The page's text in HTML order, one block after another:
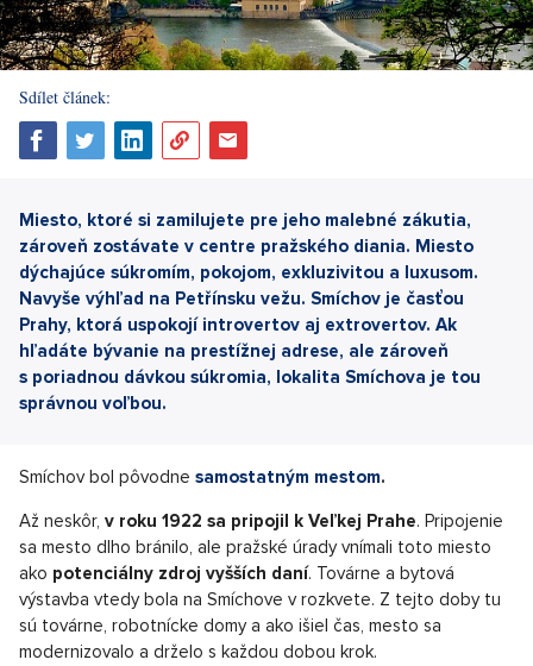
Sdílet článek:
Miesto, ktoré si zamilujete pre jeho malebné zákutia,
zároveň zostávate v centre pražského diania. Miesto
dýchajúce súkromím, pokojom, exkluzivitou a luxusom.
Navyše výhľad na Petřínsku vežu. Smíchov je časťou
Prahy, ktorá uspokojí introvertov aj extrovertov. Ak
hľadáte bývanie na prestížnej adrese, ale zároveň
s poriadnou dávkou súkromia, lokalita Smíchova je tou
správnou voľbou.
Smíchov bol pôvodne samostatným mestom.
Až neskôr, v roku 1922 sa pripojil k Veľkej Prahe. Pripojenie
sa mesto dlho bránilo, ale pražské úrady vnímali toto miesto
ako potenciálny zdroj vyšších daní. Továrne a bytová
výstavba vtedy bola na Smíchove v rozkvete. Z tejto doby tu
sú továrne, robotnícke domy a ako išiel čas, mesto sa
modernizovalo a drželo s každou dobou krok.